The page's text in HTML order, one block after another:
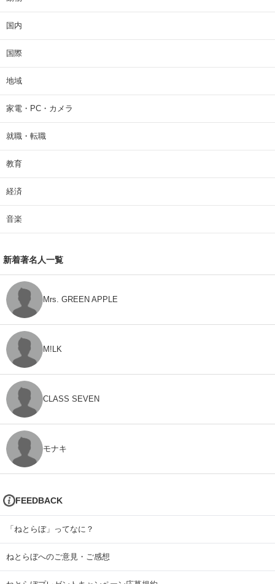
国内
国際
地域
家電・PC・カメラ
就職・転職
教育
経済
音楽
新着著名人一覧
Mrs. GREEN APPLE
M!LK
CLASS SEVEN
モナキ
FEEDBACK
「ねとらぼ」ってなに？
ねとらぼへのご意見・ご感想